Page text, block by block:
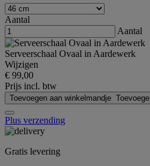
Aantal
Aantal
Serveerschaal Ovaal in Aardewerk
Wijzigen
€ 99,00
Prijs incl. btw
Toevoegen aan winkelmandje
Plus verzending
Gratis levering